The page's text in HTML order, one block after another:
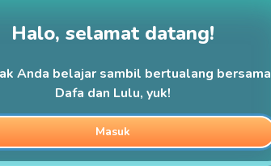
Halo, selamat datang!
Anda belajar sambil bertualang bersama
Dafa dan Lulu, yuk!
Masuk